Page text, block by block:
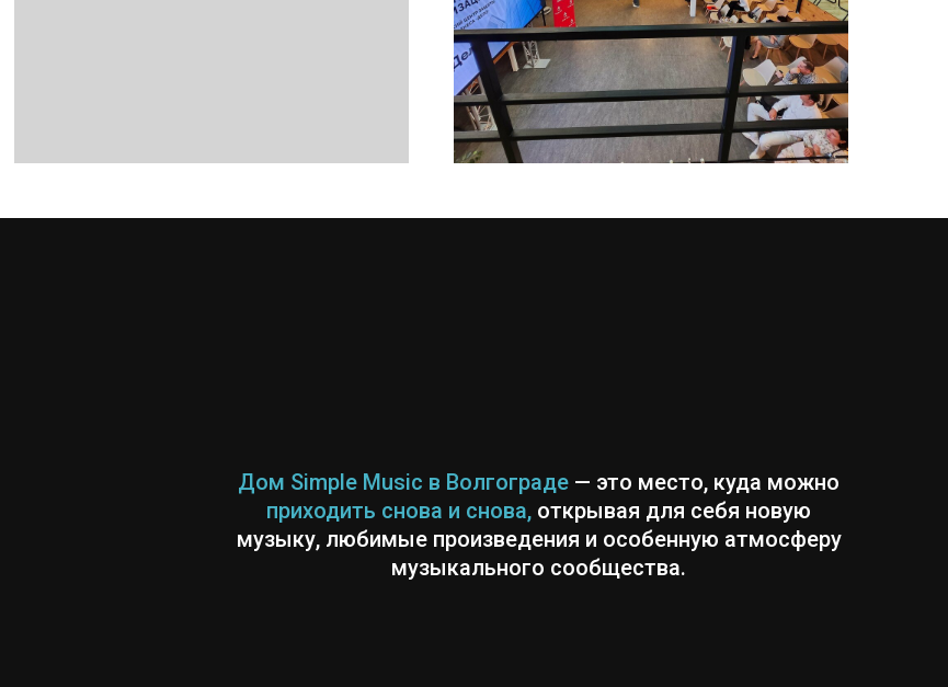
Дом Simple Music в Волгограде — это место, куда можно
приходить снова и снова, открывая для себя новую
музыку, любимые произведения и особенную атмосферу
музыкального сообщества.